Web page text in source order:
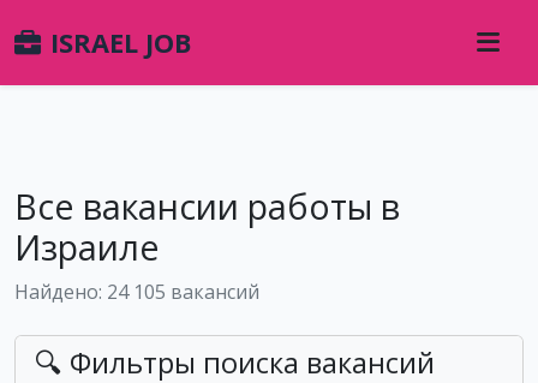
ISRAEL JOB
Все вакансии работы в
Израиле
Найдено: 24 105 вакансий
🔍 Фильтры поиска вакансий